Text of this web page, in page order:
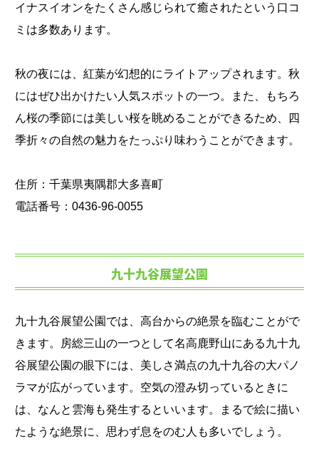
イナスイオンをたくさん感じられて癒されたという口コ
ミは多数あります。
秋の夜には、紅葉が幻想的にライトアップされます。秋
にはぜひ出かけたい人気スポットの一つ。また、もちろ
ん桜の季節には美しい桜を眺めることができるため、四
季折々の自然の魅力をたっぷり味わうことができます。
住所：千葉県夷隅郡大多喜町
電話番号：0436-96-0055
九十九谷展望公園
九十九谷展望公園では、高台からの絶景を臨むことがで
きます。房総三山の一つとして名高鹿野山にある九十九
谷展望公園の眼下には、美しさ満点の九十九谷の大パノ
ラマが広がっています。空気の澄み切っているときに
は、なんと雲海も発生するといいます。まるで絵に描い
たような絶景に、思わず息をのむ人も多いでしょう。